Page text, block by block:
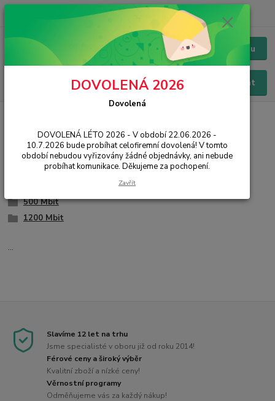
Menu
Hledat
Chat / Online podpora - 24/7
PowerLine, HomePlug
300 Mbit
500 Mbit
1200 Mbit
...
Slavíme 12 let na trhu
Jsme specialisté v oboru již od roku 2014!
Férové ceny a široký výběr
Kvalitní zboží a nízké ceny!
Věrnostní programy
Odměňujeme vás za každý nákup!
DOVOLENÁ 2026
Dovolená
DOVOLENÁ LÉTO 2026 - V období 22.06.2026 -
10.7.2026 bude probíhat celofiremní dovolená! V tomto
období nebudou vyřizovány žádné objednávky, ani nebude
probíhat komunikace. Děkujeme za pochopení.
Zavřít